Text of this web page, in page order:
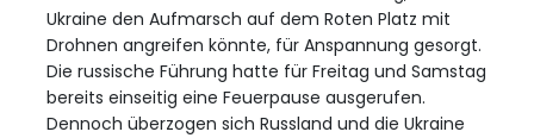
Ukraine den Aufmarsch auf dem Roten Platz mit
Drohnen angreifen könnte, für Anspannung gesorgt.
Die russische Führung hatte für Freitag und Samstag
bereits einseitig eine Feuerpause ausgerufen.
Dennoch überzogen sich Russland und die Ukraine